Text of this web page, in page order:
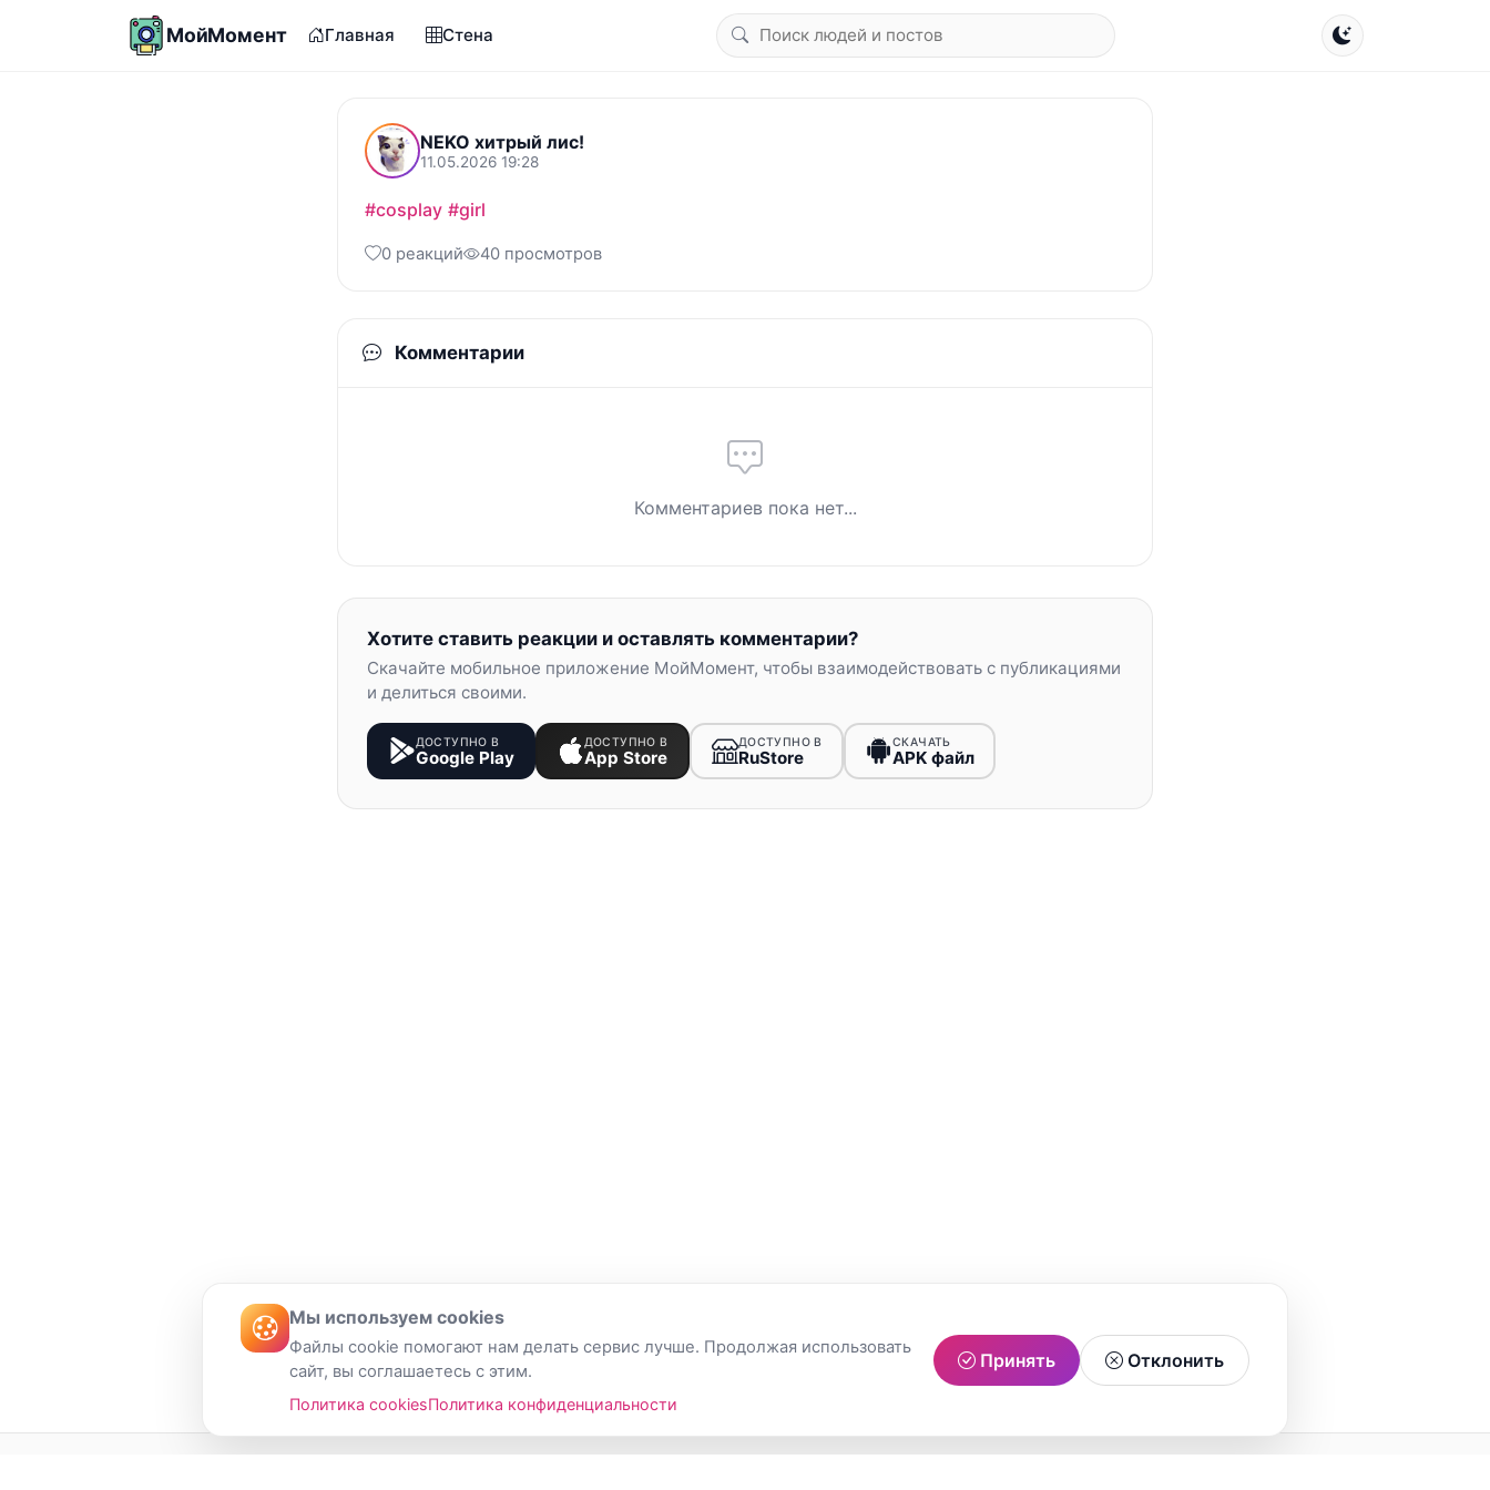
МойМомент Главная Стена
NEKO хитрый лис!
11.05.2026 19:28
#cosplay #girl
0 реакций 40 просмотров
Комментарии
Комментариев пока нет...
Хотите ставить реакции и оставлять комментарии?
Скачайте мобильное приложение МойМомент, чтобы взаимодействовать с публикациями
и делиться своими.
ДОСТУПНО В
Google Play
ДОСТУПНО В
App Store
ДОСТУПНО В
RuStore
СКАЧАТЬ
APK файл
Мы используем cookies
Файлы cookie помогают нам делать сервис лучше. Продолжая использовать
сайт, вы соглашаетесь с этим.
Политика cookiesПолитика конфиденциальности
Принять Отклонить